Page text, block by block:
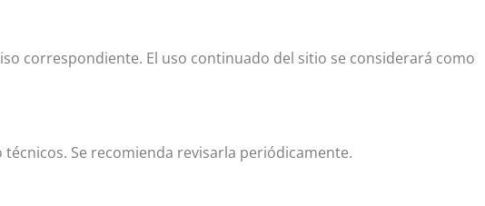
correspondiente. El uso continuado del sitio se considerará como
Se recomienda revisarla periódicamente.